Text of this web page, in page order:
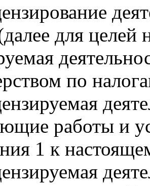
для целей
по
работы и
1 к